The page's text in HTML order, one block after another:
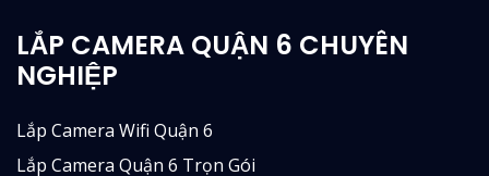
LẮP CAMERA QUẬN 6 CHUYÊN
NGHIỆP
Lắp Camera Wifi Quận 6
Lắp Camera Quận 6 Trọn Gói